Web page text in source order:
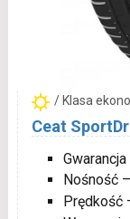
/ Klasa
Ceat
Nośność –
Prędkość